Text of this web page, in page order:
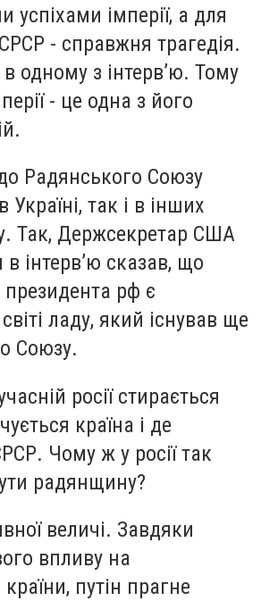
імперії, а для
- справжня трагедія.
одному з інтерв’ю. Тому
- це одна з його
Радянського Союзу
так і в інших
Так, Держсекретар США
в інтерв’ю сказав, що
президента рф є
ладу, який існував ще
Союзу.
росії стирається
країна і де
Чому ж у росії так
радянщину?
величі. Завдяки
впливу на
путін прагне